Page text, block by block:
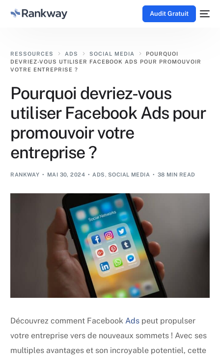
Audit Gratuit
RESSOURCES ADS SOCIAL MEDIA
POURQUOI
DEVRIEZ-VOUS UTILISER FACEBOOK ADS POUR PROMOUVOIR
VOTRE ENTREPRISE ?
Pourquoi devriez-vous
utiliser Facebook Ads pour
promouvoir votre
entreprise ?
RANKWAY MAI 30, 2024 ADS , SOCIAL MEDIA 38 MIN READ
Découvrez comment FacebookAds peut propulser
votre entreprise vers de nouveaux sommets ! Avec ses
multiples avantages et son incroyable potentiel, cette